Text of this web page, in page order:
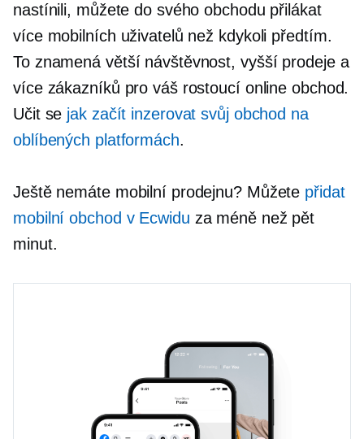
nastínili, můžete do svého obchodu přilákat
více mobilních uživatelů než kdykoli předtím.
To znamená větší návštěvnost, vyšší prodeje a
více zákazníků pro váš rostoucí online obchod.
Učit se jak začít inzerovat svůj obchod na
oblíbených platformách.
Ještě nemáte mobilní prodejnu? Můžete přidat
mobilní obchod v Ecwidu za méně než pět
minut.